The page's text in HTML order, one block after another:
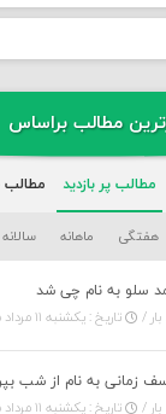
مطالب براساس
مطالب پر بازدید مطالب
هفتگی ماهانه سالانه
سلو به نام چی شد
تاریخ : یکشنبه ۱۱ مرداد ۱۴۰۵
تاریخ : یکشنبه ۱۱ مرداد ۱۴۰۵